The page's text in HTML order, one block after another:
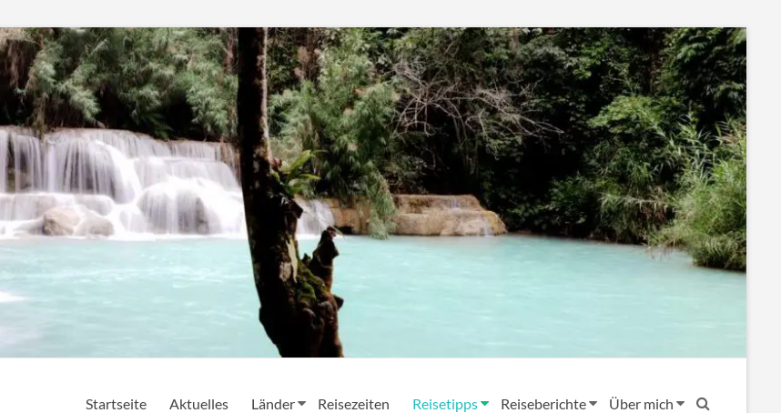
Startseite Aktuelles Länder Reisezeiten Reisetipps Reiseberichte Über mich